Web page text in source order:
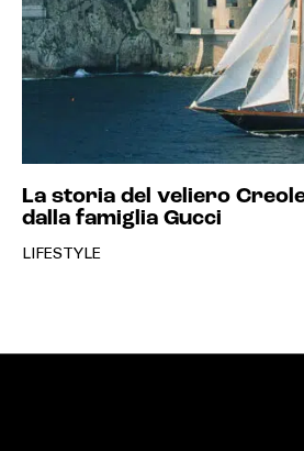
La storia del veliero
dalla famiglia Gucci
LIFESTYLE